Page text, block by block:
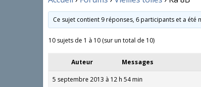
Ce sujet contient 9 réponses, 6 participants et a
10 sujets de 1 à 10 (sur un total de 10)
Auteur Messages
5 septembre 2013 à 12 h 54 min